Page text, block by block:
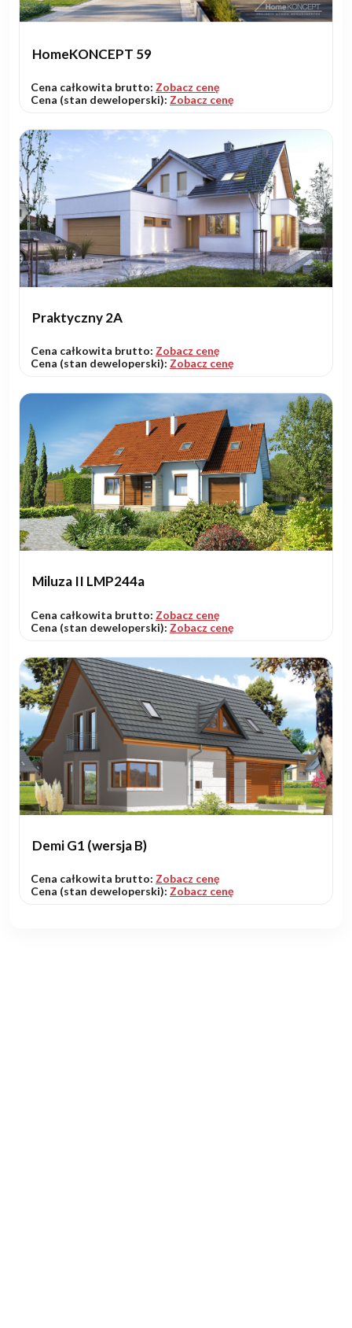
HomeKONCEPT 59
Cena całkowita brutto: Zobacz cenę
Cena (stan deweloperski): Zobacz cenę
Praktyczny 2A
Cena całkowita brutto: Zobacz cenę
Cena (stan deweloperski): Zobacz cenę
Miluza II LMP244a
Cena całkowita brutto: Zobacz cenę
Cena (stan deweloperski): Zobacz cenę
Demi G1 (wersja B)
Cena całkowita brutto: Zobacz cenę
Cena (stan deweloperski): Zobacz cenę